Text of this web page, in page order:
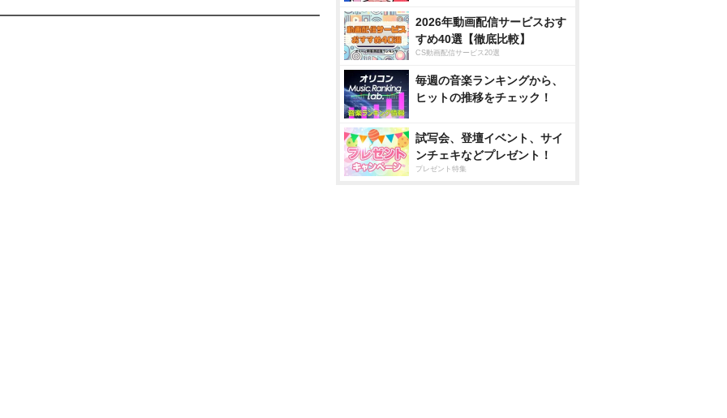
2026年動画配信サービスおす
すめ40選【徹底比較】
CS動画配信サービス20選
毎週の音楽ランキングから、
ヒットの推移をチェック！
試写会、登壇イベント、サイ
ンチェキなどプレゼント！
プレゼント特集